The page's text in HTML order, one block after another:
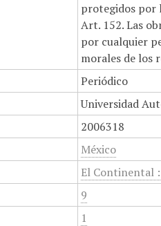
protegidos por
Art. 152. Las
por cualquier
morales de los
Periódico
Universidad
2006318
México
El Continental
9
1